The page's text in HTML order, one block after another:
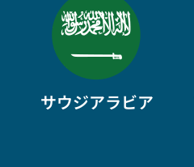
サウジアラビア